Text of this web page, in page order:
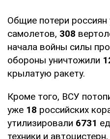
Общие потери россиян
самолетов, 308
начала войны силы
обороны уничтожили
крылатую ракету.
Кроме того, ВСУ
уже 18 российских
утилизировали 6731
техники и